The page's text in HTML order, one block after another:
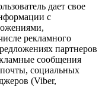
дает свое
с
рекламного
партнеров
сообщения
социальных
(Viber,